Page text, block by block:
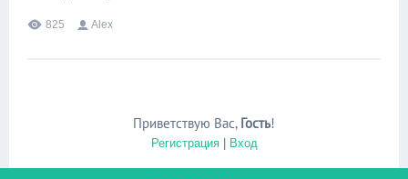
825 Alex
Приветствую Вас, Гость!
Регистрация| Вход